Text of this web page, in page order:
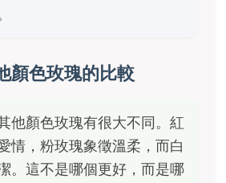
顏色玫瑰的比較
他顏色玫瑰有很大不同。紅
情，粉玫瑰象徵溫柔，而白
。這不是哪個更好，而是哪